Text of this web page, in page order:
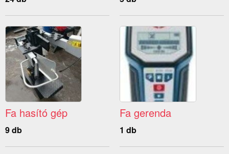
Fa hasító gép
9 db
Fa gerenda
1 db